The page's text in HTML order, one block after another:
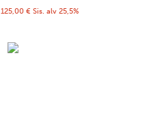
125,00 € Sis. alv 25,5%